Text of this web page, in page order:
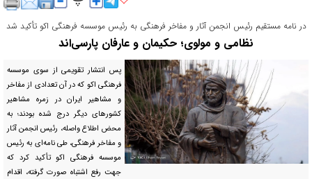
در نامه مستقیم رئیس انجمن آثار و مفاخر فرهنگی به رئیس موسسه فرهنگی اکو تأکید شد
نظامی و مولوی؛ حکیمان و عارفان پارسی‌اند
پس انتشار تقویمی از سوی موسسه
فرهنگی اکو که در آن تعدادی از مفاخر
و مشاهیر ایران در زمره مشاهیر
کشور‌های دیگر درج شده بودند؛ به
محض اطلاع واصله، رئیس انجمن آثار
و مفاخر فرهنگی، طی نامه‌ای به رئیس
موسسه فرهنگی اکو تأکید کرد که
جهت رفع اشتباه صورت گرفته، اقدام